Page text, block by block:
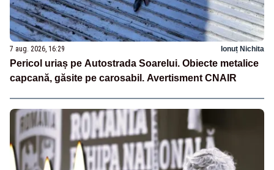
7 aug. 2026, 16:29 Ionuț Nichita
Pericol uriaș pe Autostrada Soarelui. Obiecte metalice
capcană, găsite pe carosabil. Avertisment CNAIR